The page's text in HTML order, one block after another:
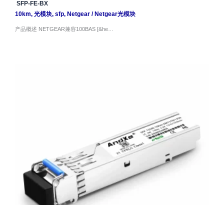
SFP-FE-BX
10km, 光模块, sfp, Netgear/ Netgear光模块
产品概述 NETGEAR兼容100BAS [&he…